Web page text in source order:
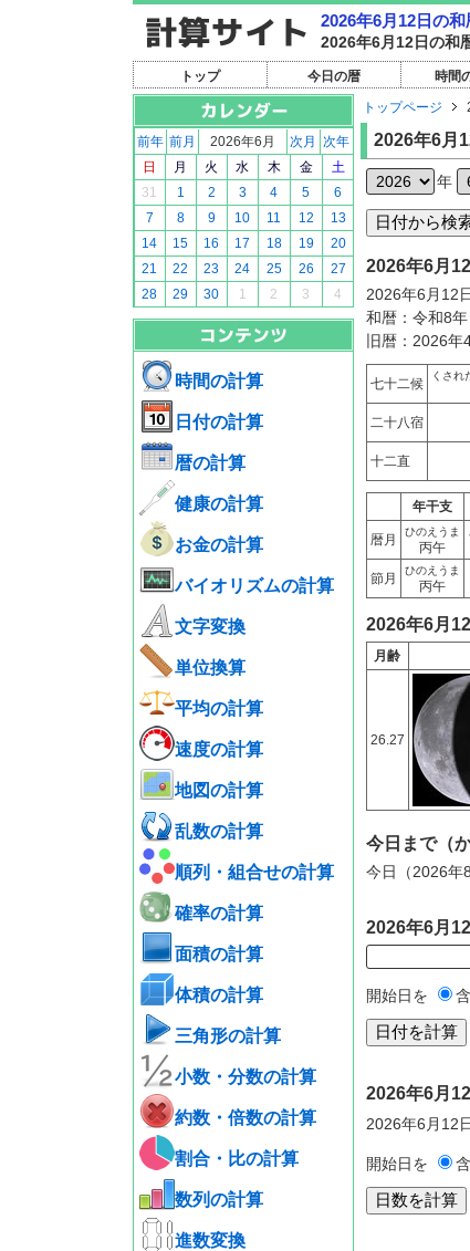
2026年6月12日の
2026年6月12日の和
トップ 今日の暦 時間
前年 前月 2026年6月 次月
次年
日
月 火 水 木 金
土
31
1 2 3 4 5
6
7
8 9 10 11 12
13
14
15 16 17 18 19
20
21
22 23 24 25 26
27
28
29 30 1 2 3 4
時間の計算
日付の計算
暦の計算
健康の計算
お金の計算
バイオリズムの計算
文字変換
単位換算
平均の計算
速度の計算
地図の計算
乱数の計算
順列・組合せの計算
確率の計算
面積の計算
体積の計算
三角形の計算
小数・分数の計算
約数・倍数の計算
割合・比の計算
数列の計算
進数変換
トップページ
2026年6月
年
2026年6月
2026年6月12
和暦：令和8年
旧暦：2026
七十二候
くされ
二十八宿
十二直
年干支
暦月
ひのえうま
丙午
節月
ひのえうま
丙午
2026年6月
月齢
26.27
今日まで（
今日（2026年
2026年6月
開始日を
2026年6月
2026年6月12
開始日を